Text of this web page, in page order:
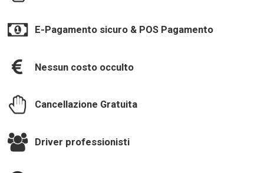
E-Pagamento sicuro & POS Pagamento
Nessun costo occulto
Cancellazione Gratuita
Driver professionisti